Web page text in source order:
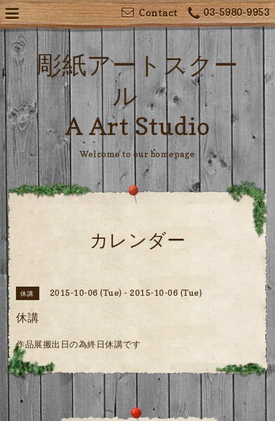
03-5980-9953
Contact
彫紙アートスクー
ル
A Art Studio
Welcome to our homepage
カレンダー
休講 2015-10-06 (Tue) - 2015-10-06 (Tue)
休講
作品展搬出日の為終日休講です